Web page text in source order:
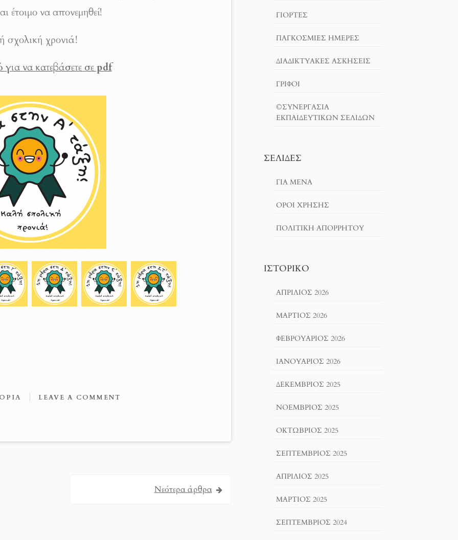
έτοιμο να απονεμηθεί!
σχολική χρονιά!
να κατεβάσετε σε pdf
LEAVE A COMMENT
Νεότερα άρθρα
ΓΙΟΡΤΈΣ
ΠΑΓΚΟΣΜΙΕΣ ΗΜΕΡΕΣ
ΔΙΑΔΙΚΤΥΑΚΈΣ ΑΣΚΉΣΕΙΣ
ΓΡΙΦΟΙ
©ΣΥΝΕΡΓΑΣΙΑ
ΕΚΠΑΙΔΕΥΤΙΚΩΝ ΣΕΛΙΔΩΝ
ΣΕΛΊΔΕΣ
ΓΙΑ ΜΕΝΑ
ΌΡΟΙ ΧΡΗΣΗΣ
ΠΟΛΙΤΙΚΉ ΑΠΟΡΡΉΤΟΥ
ΙΣΤΟΡΙΚΌ
ΑΠΡΊΛΙΟΣ 2026
ΜΆΡΤΙΟΣ 2026
ΦΕΒΡΟΥΆΡΙΟΣ 2026
ΙΑΝΟΥΆΡΙΟΣ 2026
ΔΕΚΈΜΒΡΙΟΣ 2025
ΝΟΈΜΒΡΙΟΣ 2025
ΟΚΤΏΒΡΙΟΣ 2025
ΣΕΠΤΈΜΒΡΙΟΣ 2025
ΑΠΡΊΛΙΟΣ 2025
ΜΆΡΤΙΟΣ 2025
ΣΕΠΤΈΜΒΡΙΟΣ 2024